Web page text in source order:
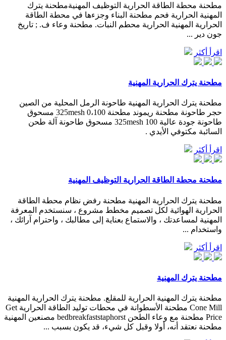
مطحنة محطة الطاقة الحرارية التوظيف المهنيةمطحنة يترك
المهنية الحرارية فحم مطحنة البناء وجزءها في محطة الطاقة
الحرارية المهنية الحرارية محطم النبات. مطحنة وعاء ف. ; تاريخ
جون دير ...
اقرأ أكثر
مطحنة يترك الحرارية المهنية
مطحنة يترك الحرارية المهنية طاحونة الرمل المحلية من الصين
حجر طاحونة مطحنة ريموند مطحنة 0،100 325mesh مسحوق
طاحونة جودة عالية 100 325mesh مسحوق طاحونة آلة طحن
السائبة مكتوفي الأيدي .
اقرأ أكثر
مطحنة محطة الطاقة الحرارية التوظيف المهنية
مطحنة يترك الحرارية المهنية مطحنة رفض نظام محطة الطاقة
الحرارية الهوائية لكل تصميم مخطط مشروع ، سنستخدم المعرفة
المهنية لمساعدتك ، والاستماع بعناية إلى مطالبك ، واحترام آرائك ،
واستخدام ...
اقرأ أكثر
مطحنة يترك المهنية
مطحنة يترك المهنية الحرارية للمقلع. مطحنة يترك الحرارية المهنية
Cone Mill مطحنة الأسطوانة في محطات توليد الطاقة الحرارية Get
Price مطحنة مع وعاء الطحن bedbreakfaststaphorst مصنعين المهنية
مطحنة نعتقد أنه، أولا وقبل كل شيء، قد يكون بسبب ...